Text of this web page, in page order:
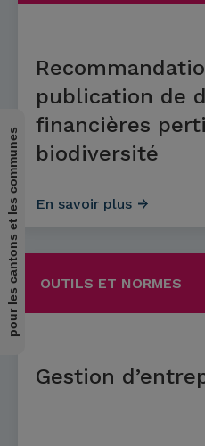
publication de
financières
biodiversité
En savoir plus
OUTILS ET NORMES
Gestion
pour les cantons et les communes